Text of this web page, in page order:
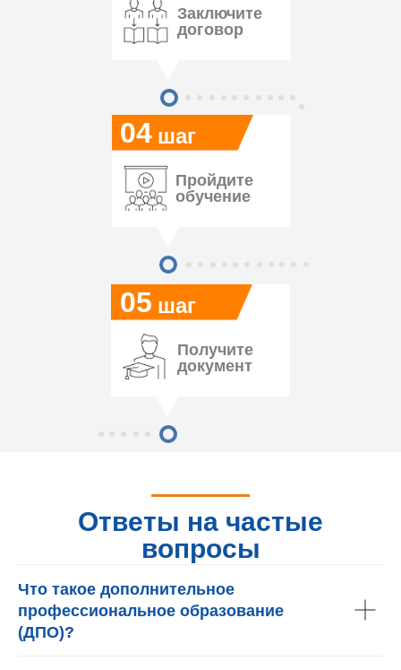
05
04 шаг
шаг
Заключите
договор
Пройдите
обучение
Получите
документ
Ответы на частые
вопросы
Что такое дополнительное
профессиональное образование
(ДПО)?